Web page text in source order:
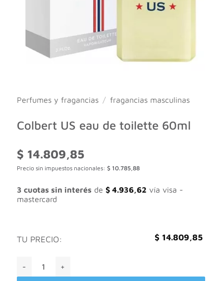
Perfumes y fragancias / fragancias masculinas
Colbert US eau de toilette 60ml
$ 14.809,85
Precio sin impuestos nacionales: $ 10.785,88
3 cuotas sin interés de $4.936,62 vía visa -
mastercard
TU PRECIO: $ 14.809,85